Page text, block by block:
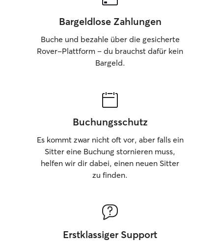
Bargeldlose Zahlungen
Buche und bezahle über die gesicherte
Rover-Plattform – du brauchst dafür kein
Bargeld.
Buchungsschutz
Es kommt zwar nicht oft vor, aber falls ein
Sitter eine Buchung stornieren muss,
helfen wir dir dabei, einen neuen Sitter
zu finden.
Erstklassiger Support